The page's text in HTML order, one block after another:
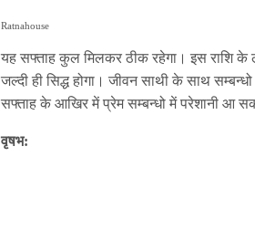
Ratnahouse
यह सफ्ताह कुल मिलकर ठीक रहेगा। इस राशि के
जल्दी ही सिद्ध होगा। जीवन साथी के साथ
सफ्ताह के आखिर में प्रेम सम्बन्धो में परेशानी आ
वृषभ: